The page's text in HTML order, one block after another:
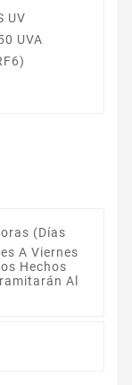
UV
UVA
(días
A Viernes
Hechos
Al